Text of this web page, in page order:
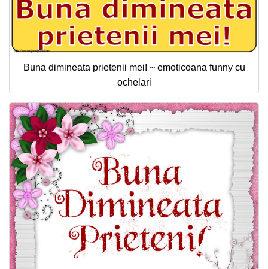
Buna dimineata prietenii mei! ~ emoticoana funny cu
ochelari